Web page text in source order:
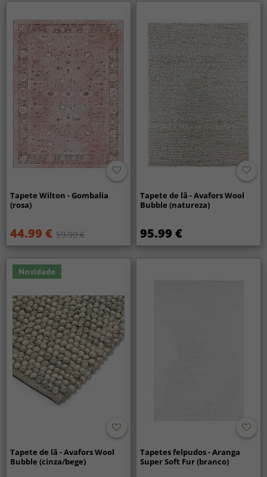
Tapete Wilton - Gombalia
(rosa)
44.99 € 59.99 €
Tapete de lã - Avafors Wool
Bubble (natureza)
95.99 €
Novidade
Tapete de lã - Avafors Wool
Bubble (cinza/bege)
Tapetes felpudos - Aranga
Super Soft Fur (branco)